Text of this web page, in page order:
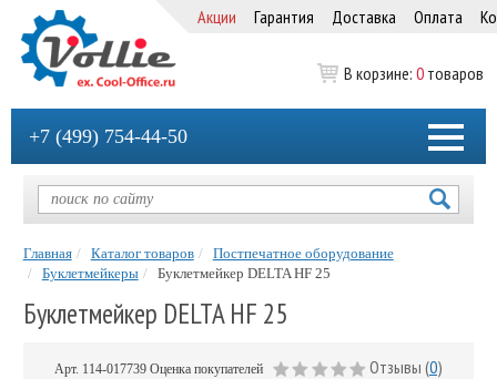
Акции Гарантия Доставка Оплата
В корзине: 0 товаров
+7 (499) 754-44-50
Главная Каталог товаров
Постпечатное оборудование
Буклетмейкеры
Буклетмейкер DELTA HF 25
Буклетмейкер DELTA HF 25
Арт. 114-017739 Оценка покупателей Отзывы (0)